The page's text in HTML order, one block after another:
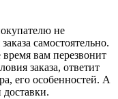
не
самостоятельно.
вам перезвонит
заказа, ответит
его особенностей. А